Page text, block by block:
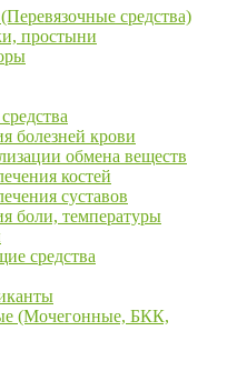
средства)
простыни
болезней крови
обмена веществ
костей
суставов
боли, температуры
средства
(Мочегонные, БКК,